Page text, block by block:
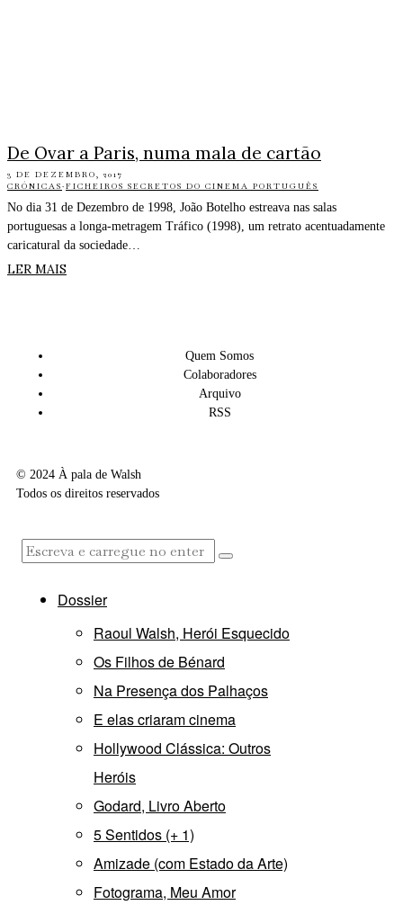
De Ovar a Paris, numa mala de cartão
3 DE DEZEMBRO, 2017
CRÓNICAS·FICHEIROS SECRETOS DO CINEMA PORTUGUÊS
No dia 31 de Dezembro de 1998, João Botelho estreava nas salas
portuguesas a longa-metragem Tráfico (1998), um retrato acentuadamente
caricatural da sociedade…
LER MAIS
Quem Somos
Colaboradores
Arquivo
RSS
© 2024 À pala de Walsh
Todos os direitos reservados
Dossier
Raoul Walsh, Herói Esquecido
Os Filhos de Bénard
Na Presença dos Palhaços
E elas criaram cinema
Hollywood Clássica: Outros
Heróis
Godard, Livro Aberto
5 Sentidos (+ 1)
Amizade (com Estado da Arte)
Fotograma, Meu Amor